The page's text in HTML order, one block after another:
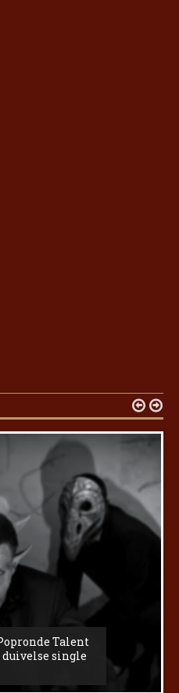
Talent
duivelse single
 